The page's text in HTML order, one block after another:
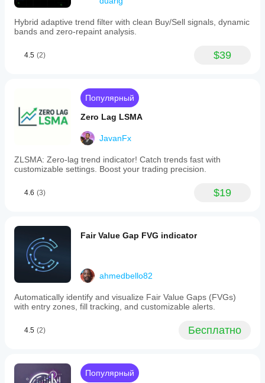
Hybrid adaptive trend filter with clean Buy/Sell signals, dynamic
bands and zero-repaint analysis.
4.5 (2) $39
Популярный
Zero Lag LSMA
JavanFx
ZLSMA: Zero-lag trend indicator! Catch trends fast with
customizable settings. Boost your trading precision.
4.6 (3) $19
Fair Value Gap FVG indicator
ahmedbello82
Automatically identify and visualize Fair Value Gaps (FVGs)
with entry zones, fill tracking, and customizable alerts.
4.5 (2) Бесплатно
Популярный